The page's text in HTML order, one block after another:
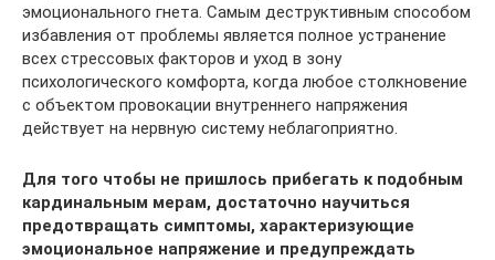
эмоционального гнета. Самым деструктивным способом
избавления от проблемы является полное устранение
всех стрессовых факторов и уход в зону
психологического комфорта, когда любое столкновение
с объектом провокации внутреннего напряжения
действует на нервную систему неблагоприятно.
Для того чтобы не пришлось прибегать к подобным
кардинальным мерам, достаточно научиться
предотвращать симптомы, характеризующие
эмоциональное напряжение и предупреждать